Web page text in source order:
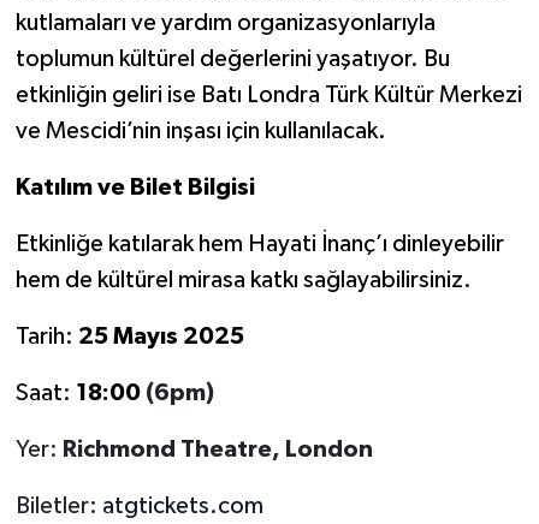
kutlamaları ve yardım organizasyonlarıyla
toplumun kültürel değerlerini yaşatıyor. Bu
etkinliğin geliri ise Batı Londra Türk Kültür Merkezi
ve Mescidi’nin inşası için kullanılacak.
Katılım ve Bilet Bilgisi
Etkinliğe katılarak hem Hayati İnanç’ı dinleyebilir
hem de kültürel mirasa katkı sağlayabilirsiniz.
Tarih: 25 Mayıs 2025
Saat: 18:00(6pm)
Yer: Richmond Theatre, London
Biletler: atgtickets.com